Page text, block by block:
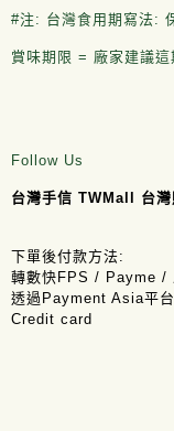
#注: 台灣食用期寫法:
賞味期限 = 廠家建議
Follow Us
台灣手信 TWMall 台灣
下單後付款方法:
轉數快FPS / Payme /
透過Payment Asia平
Credit card